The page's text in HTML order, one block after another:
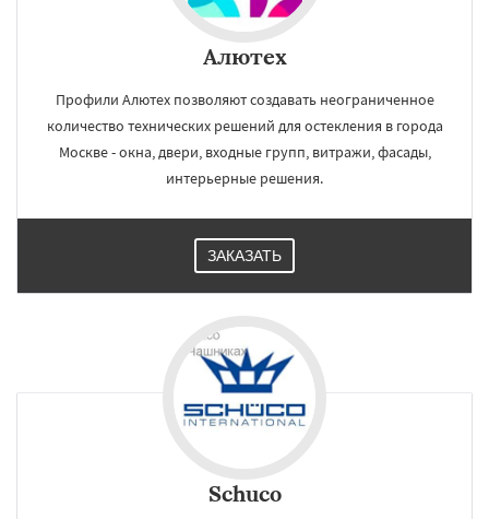
Алютех
Профили Алютех позволяют создавать неограниченное
количество технических решений для остекления в города
Москве - окна, двери, входные групп, витражи, фасады,
интерьерные решения.
ЗАКАЗАТЬ
Schuco